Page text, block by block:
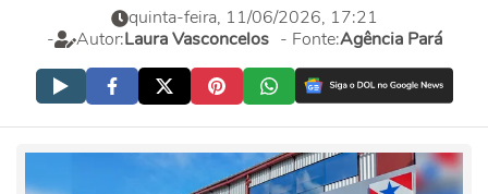
quinta-feira, 11/06/2026, 17:21
-
Autor:Laura Vasconcelos - Fonte:Agência Pará